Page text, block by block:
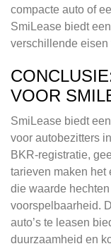
compacte auto of
SmiLease biedt
verschillende eisen
VOOR
SmiLease biedt
voor autobezitters
BKR-registratie,
tarieven maken het
die waarde
voorspelbaarheid.
auto’s te leasen
duurzaamheid en